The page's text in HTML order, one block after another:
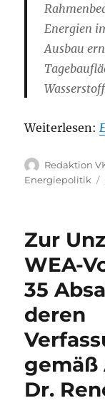
Energien
Ausbau
Weiterlesen:
Autor
Redaktion
Energiepolitik
Zur
WEA-
35
deren
gemäß
Dr.